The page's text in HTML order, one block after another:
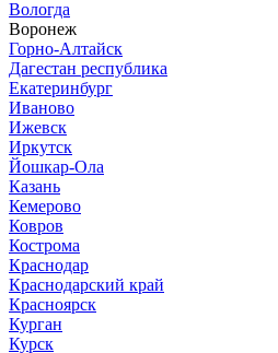
Вологда
Воронеж
Горно-Алтайск
Дагестан республика
Екатеринбург
Иваново
Ижевск
Иркутск
Йошкар-Ола
Казань
Кемерово
Ковров
Кострома
Краснодар
Краснодарский край
Красноярск
Курган
Курск